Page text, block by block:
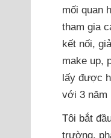
mối quan
tham gia
kết nối,
make up,
lấy được
với 3 năm
Tôi bắt
trường,